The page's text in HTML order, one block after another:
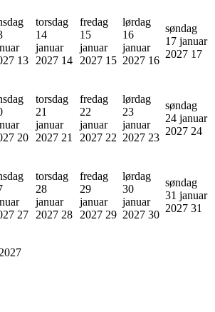
13
torsdag
14
januar
2027 14
fredag
15
januar
2027 15
lørdag
16
januar
2027 16
søndag
17 januar
2027 17
20
torsdag
21
januar
2027 21
fredag
22
januar
2027 22
lørdag
23
januar
2027 23
søndag
24 januar
2027 24
27
torsdag
28
januar
2027 28
fredag
29
januar
2027 29
lørdag
30
januar
2027 30
søndag
31 januar
2027 31